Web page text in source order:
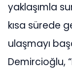
yaklaşımla
kısa sürede
ulaşmayı
Demircioğlu,